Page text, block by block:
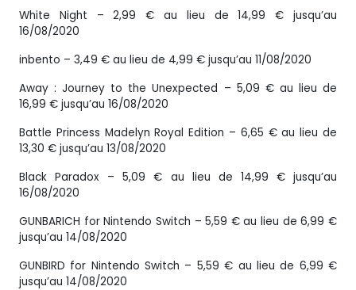
White Night – 2,99 € au lieu de 14,99 € jusqu’au
16/08/2020
inbento – 3,49 € au lieu de 4,99 € jusqu’au 11/08/2020
Away : Journey to the Unexpected – 5,09 € au lieu de
16,99 € jusqu’au 16/08/2020
Battle Princess Madelyn Royal Edition – 6,65 € au lieu de
13,30 € jusqu’au 13/08/2020
Black Paradox – 5,09 € au lieu de 14,99 € jusqu’au
16/08/2020
GUNBARICH for Nintendo Switch – 5,59 € au lieu de 6,99 €
jusqu’au 14/08/2020
GUNBIRD for Nintendo Switch – 5,59 € au lieu de 6,99 €
jusqu’au 14/08/2020